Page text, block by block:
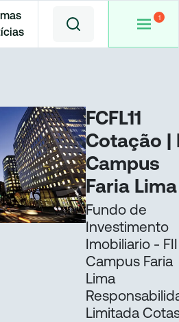
FCFL11
Cotação |
Campus
Faria Lima
Fundo de
Investimento
Imobiliario - FII
Campus Faria
Lima
Limitada